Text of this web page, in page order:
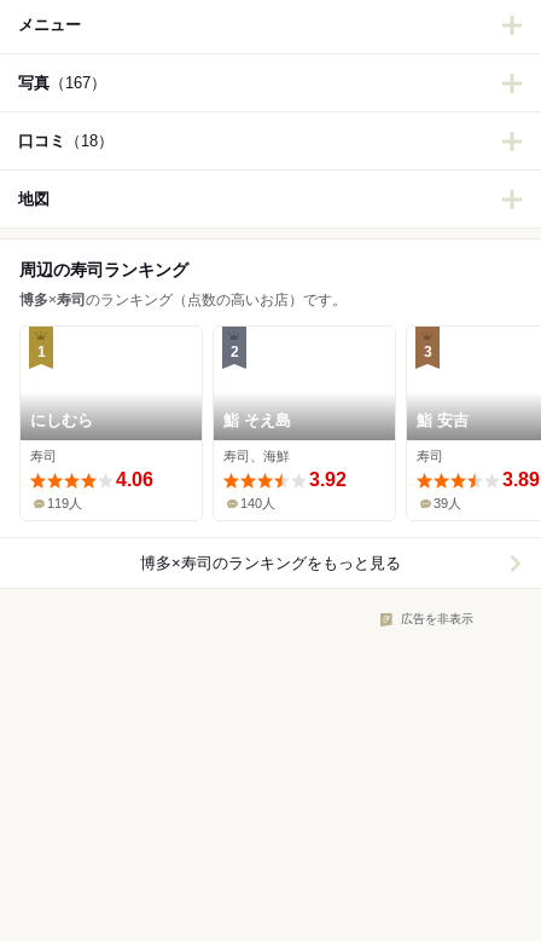
メニュー
写真 （167）
口コミ （18）
地図
周辺の寿司ランキング
博多×寿司 のランキング（点数の高いお店）です。
1
にしむら
寿司
4.06
119人
2
鮨 そえ島
寿司、海鮮
3.92
140人
3
鮨 安吉
寿司
3.89
39人
博多×寿司 のランキングをもっと見る
広告を非表示